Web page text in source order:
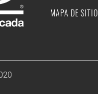
MAPA DE SITIO